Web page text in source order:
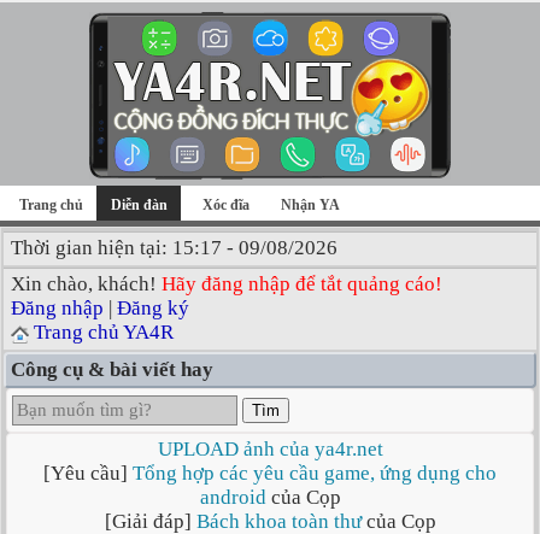
Trang chủ Diễn đàn Xóc đĩa Nhận YA
Thời gian hiện tại: 15:17 - 09/08/2026
Xin chào, khách! Hãy đăng nhập để tắt quảng cáo!
Đăng nhập | Đăng ký
Trang chủ YA4R
Công cụ & bài viết hay
Tìm
UPLOAD ảnh của ya4r.net
[Yêu cầu] Tổng hợp các yêu cầu game, ứng dụng cho
androidcủa Cọp
[Giải đáp] Bách khoa toàn thưcủa Cọp